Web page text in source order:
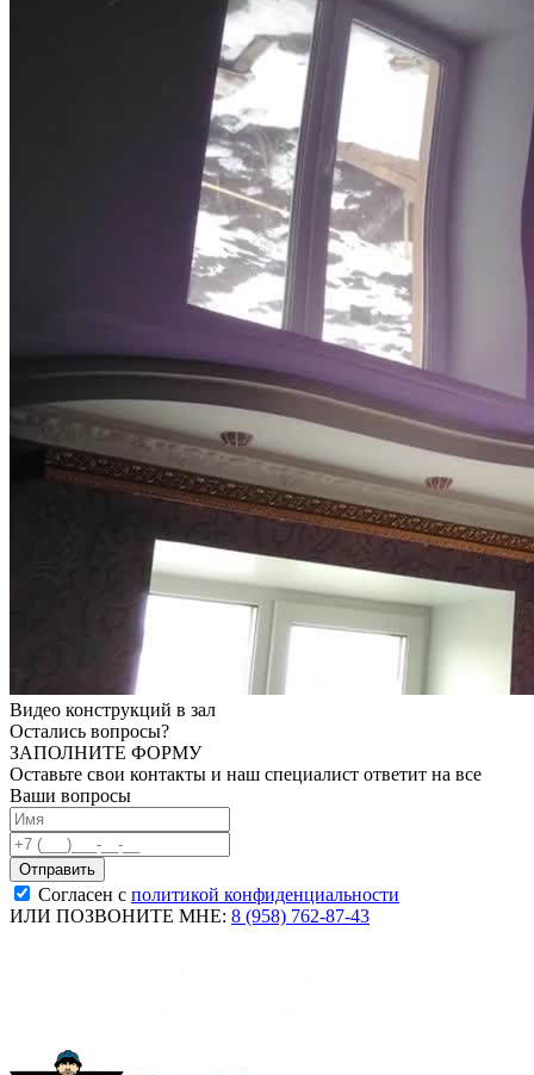
Видео конструкций в зал
Остались вопросы?
ЗАПОЛНИТЕ ФОРМУ
Оставьте свои контакты и наш специалист ответит на все
Ваши вопросы
Согласен с политикой конфиденциальности
ИЛИ ПОЗВОНИТЕ МНЕ: 8 (958) 762-87-43